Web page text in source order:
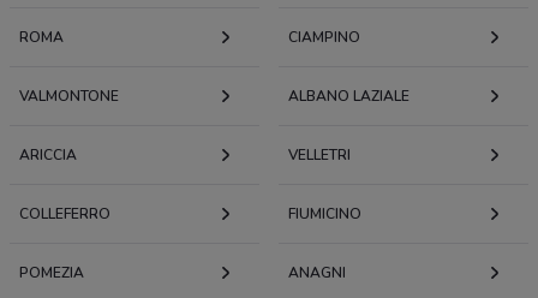
ROMA CIAMPINO
VALMONTONE ALBANO LAZIALE
ARICCIA VELLETRI
COLLEFERRO FIUMICINO
POMEZIA ANAGNI